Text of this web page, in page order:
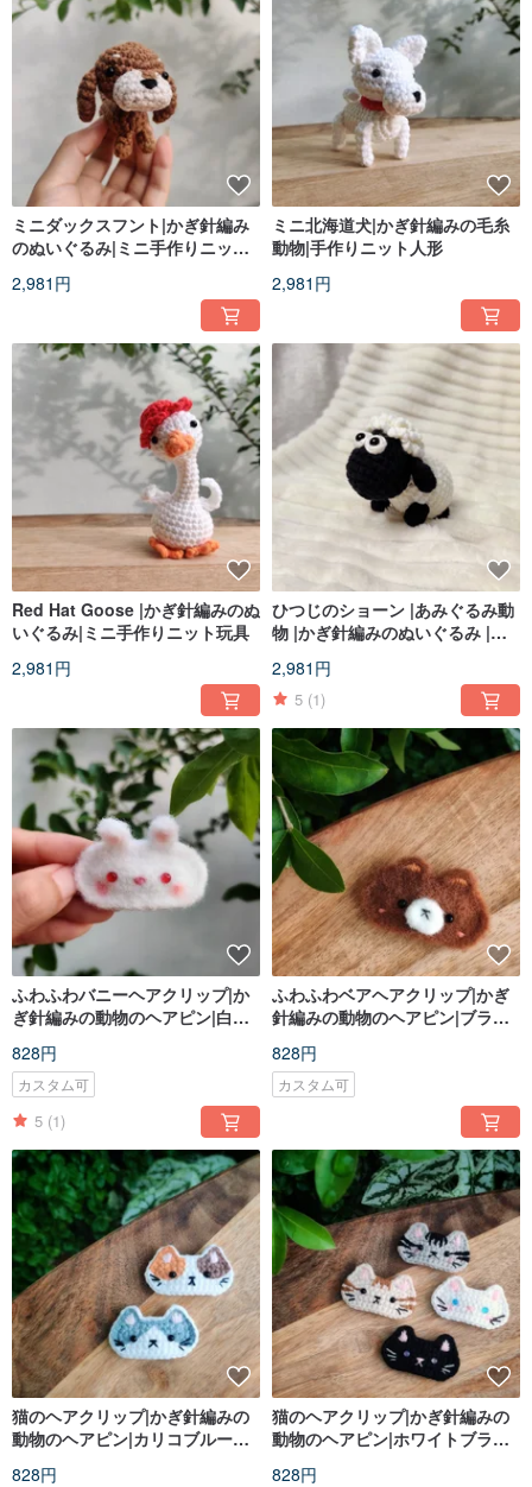
ミニダックスフント|かぎ針編み
のぬいぐるみ|ミニ手作りニット
2,981円
ミニ北海道犬|かぎ針編みの毛糸
動物|手作りニット人形
2,981円
Red Hat Goose |かぎ針編みのぬ
いぐるみ|ミニ手作りニット玩具
2,981円
ひつじのショーン |あみぐるみ動
物 |かぎ針編みのぬいぐるみ |手
2,981円
5 (1)
ふわふわバニーヘアクリップ|か
ぎ針編みの動物のヘアピン|白い
828円
カスタム可
5 (1)
ふわふわベアヘアクリップ|かぎ
針編みの動物のヘアピン|ブラウ
828円
カスタム可
猫のヘアクリップ|かぎ針編みの
動物のヘアピン|カリコブルーホ
828円
猫のヘアクリップ|かぎ針編みの
動物のヘアピン|ホワイトブラッ
828円